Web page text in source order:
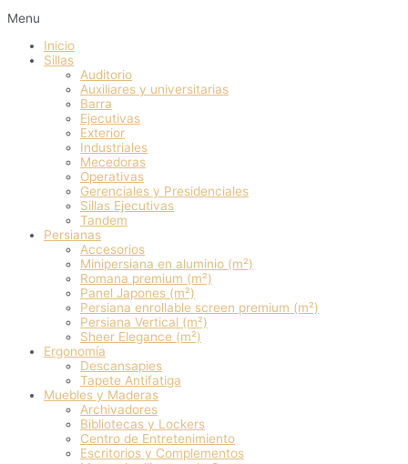
Menu
Inicio
Sillas
Auditorio
Auxiliares y universitarias
Barra
Ejecutivas
Exterior
Industriales
Mecedoras
Operativas
Gerenciales y Presidenciales
Sillas Ejecutivas
Tandem
Persianas
Accesorios
Minipersiana en aluminio (m²)
Romana premium (m²)
Panel Japones (m²)
Persiana enrollable screen premium (m²)
Persiana Vertical (m²)
Sheer Elegance (m²)
Ergonomía
Descansapies
Tapete Antifatiga
Muebles y Maderas
Archivadores
Bibliotecas y Lockers
Centro de Entretenimiento
Escritorios y Complementos